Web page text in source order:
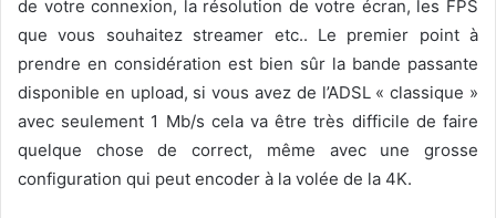
de votre connexion, la résolution de votre écran, les FPS
que vous souhaitez streamer etc.. Le premier point à
prendre en considération est bien sûr la bande passante
disponible en upload, si vous avez de l’ADSL « classique »
avec seulement 1 Mb/s cela va être très difficile de faire
quelque chose de correct, même avec une grosse
configuration qui peut encoder à la volée de la 4K.